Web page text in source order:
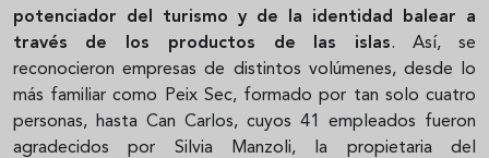
potenciador del turismo y de la identidad balear a
través
de los productos de las islas. Así, se
reconocieron empresas de distintos volúmenes, desde lo
más familiar como Peix Sec, formado por tan solo cuatro
personas, hasta Can Carlos, cuyos 41 empleados fueron
agradecidos por Silvia Manzoli, la propietaria del